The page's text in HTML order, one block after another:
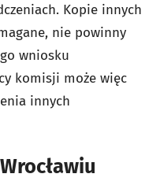
Kopie innych
nie powinny
wniosku
komisji może więc
innych